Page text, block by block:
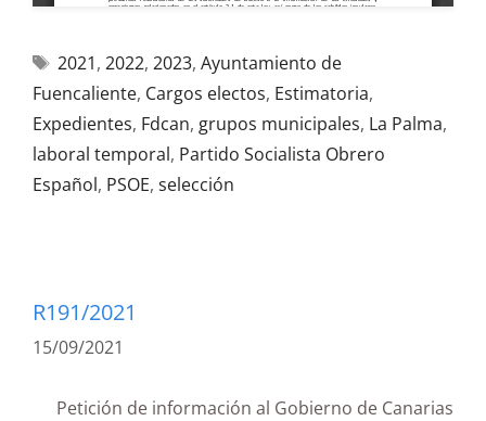
2021, 2022, 2023, Ayuntamiento de
Fuencaliente, Cargos electos, Estimatoria,
Expedientes, Fdcan, grupos municipales, La Palma,
laboral temporal, Partido Socialista Obrero
Español, PSOE, selección
R191/2021
15/09/2021
Petición de información al Gobierno de Canarias